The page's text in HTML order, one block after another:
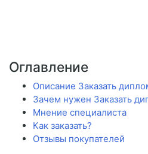
Оглавление
Описание Заказать
Зачем нужен Заказать
Мнение специалиста
Как заказать?
Отзывы покупателей